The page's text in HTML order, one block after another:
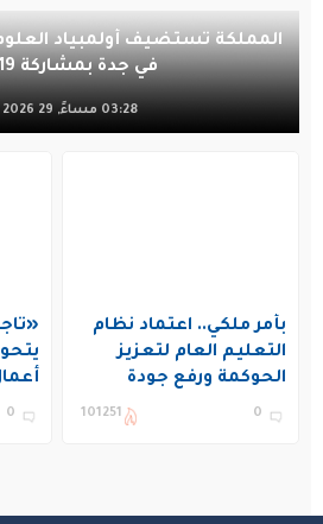
في جدة بمشاركة 19 دولة
03:28 مساءً, 29 Jul 2026
بأمر ملكي.. اعتماد نظام
التعليم العام لتعزيز
الحوكمة ورفع جودة
التعليم في المملكة
0
101251
0